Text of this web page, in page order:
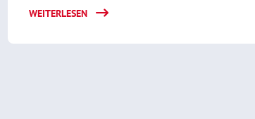
WEITERLESEN